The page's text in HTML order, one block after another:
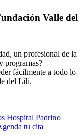
Valle del
un profesional de la
programas?
fácilmente a todo lo
del Lili.
Hospital Padrino
tu cita